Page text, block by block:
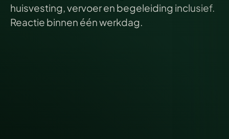
huisvesting, vervoer en begeleiding inclusief.
Reactie binnen één werkdag.